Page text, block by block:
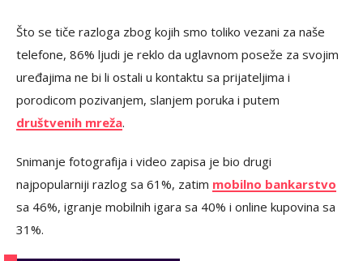
Što se tiče razloga zbog kojih smo toliko vezani za naše
telefone, 86% ljudi je reklo da uglavnom poseže za svojim
uređajima ne bi li ostali u kontaktu sa prijateljima i
porodicom pozivanjem, slanjem poruka i putem
društvenih mreža.
Snimanje fotografija i video zapisa je bio drugi
najpopularniji razlog sa 61%, zatim mobilno bankarstvo
sa 46%, igranje mobilnih igara sa 40% i online kupovina sa
31%.